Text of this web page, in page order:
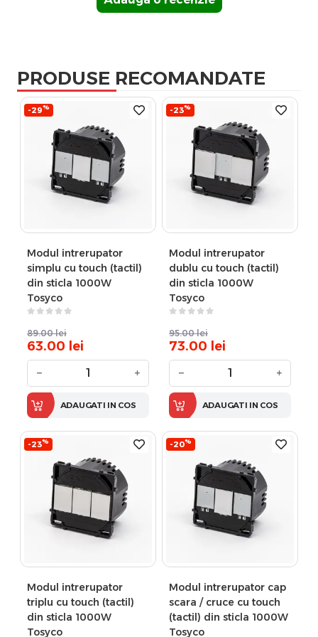
PRODUSE RECOMANDATE
-29%
Modul intrerupator
simplu cu touch (tactil)
din sticla 1000W
Tosyco
89.00 lei
63.00 lei
− +
ADAUGATI IN COS
-23%
Modul intrerupator
dublu cu touch (tactil)
din sticla 1000W
Tosyco
95.00 lei
73.00 lei
− +
ADAUGATI IN COS
-23%
Modul intrerupator
triplu cu touch (tactil)
din sticla 1000W
Tosyco
-20%
Modul intrerupator cap
scara / cruce cu touch
(tactil) din sticla 1000W
Tosyco